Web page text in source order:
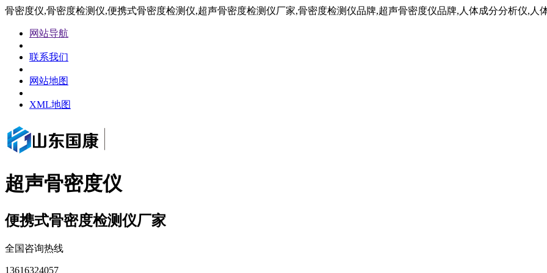
骨密度仪,骨密度检测仪,便携式骨密度检测仪,超声骨密度检测仪厂家,骨密度检测仪品牌,超声骨密度仪品牌,人体成分分析仪,人
网站导航
联系我们
网站地图
XML地图
超声骨密度仪
便携式骨密度检测仪厂家
全国咨询热线
13616324057